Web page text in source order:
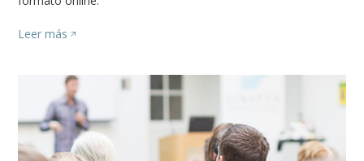
Leer más
Image